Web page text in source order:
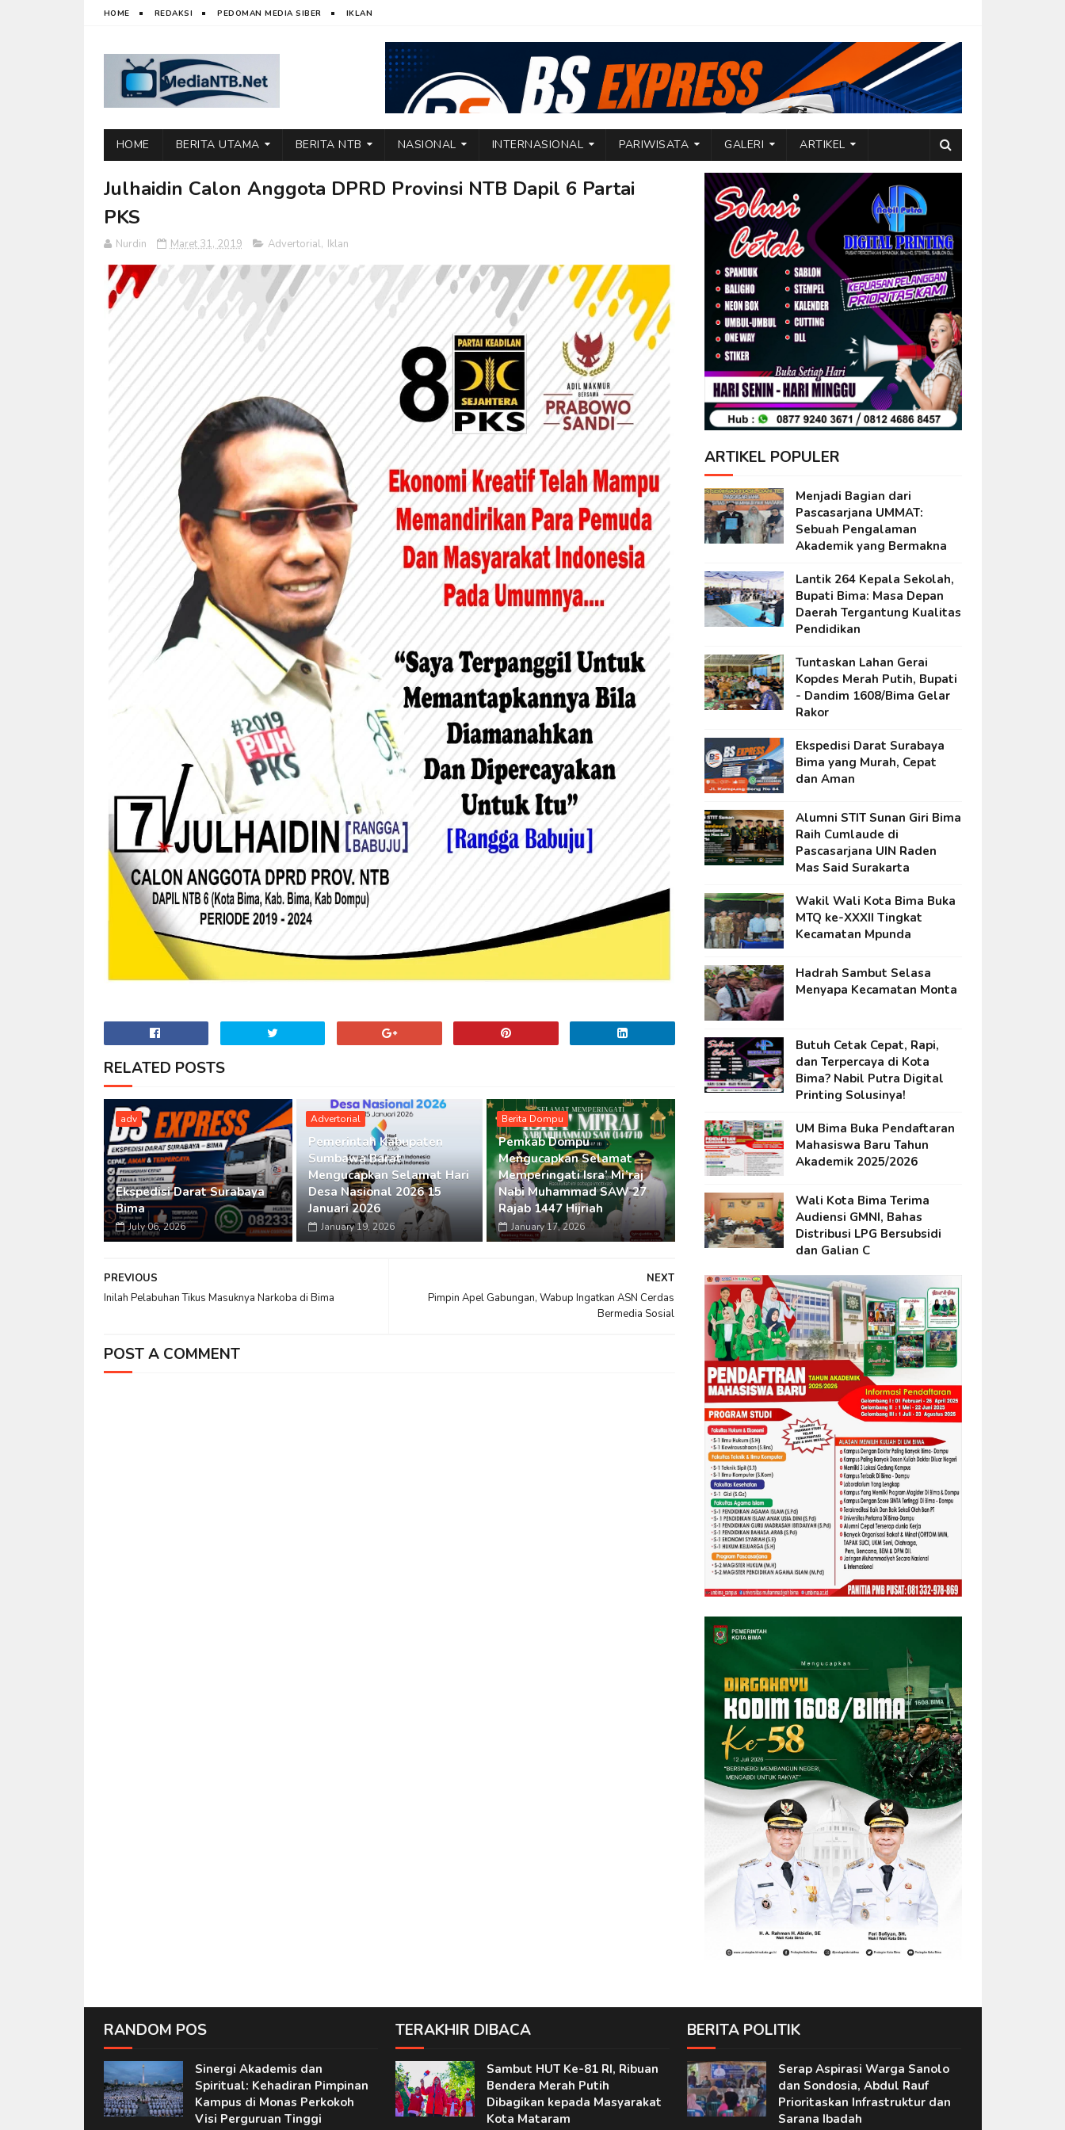
HOME REDAKSI PEDOMAN MEDIA SIBER IKLAN
HOME BERITA UTAMA BERITA NTB NASIONAL INTERNASIONAL PARIWISATA GALERI ARTIKEL
Julhaidin Calon Anggota DPRD Provinsi NTB Dapil 6 Partai
PKS
Nurdin Maret 31, 2019 Advertorial, Iklan
RELATED POSTS
adv
Ekspedisi Darat Surabaya
Bima
July 06, 2026
Advertorial
Pemerintah Kabupaten
Sumbawa Barat
Mengucapkan Selamat Hari
Desa Nasional 2026 15
Januari 2026
January 19, 2026
Berita Dompu
Pemkab Dompu
Mengucapkan Selamat
Memperingati Isra’ Mi’raj
Nabi Muhammad SAW 27
Rajab 1447 Hijriah
January 17, 2026
NEXT
Pimpin Apel Gabungan, Wabup Ingatkan ASN Cerdas
Bermedia Sosial
PREVIOUS
Inilah Pelabuhan Tikus Masuknya Narkoba di Bima
POST A COMMENT
ARTIKEL POPULER
Menjadi Bagian dari
Pascasarjana UMMAT:
Sebuah Pengalaman
Akademik yang Bermakna
Lantik 264 Kepala Sekolah,
Bupati Bima: Masa Depan
Daerah Tergantung Kualitas
Pendidikan
Tuntaskan Lahan Gerai
Kopdes Merah Putih, Bupati
- Dandim 1608/Bima Gelar
Rakor
Ekspedisi Darat Surabaya
Bima yang Murah, Cepat
dan Aman
Alumni STIT Sunan Giri Bima
Raih Cumlaude di
Pascasarjana UIN Raden
Mas Said Surakarta
Wakil Wali Kota Bima Buka
MTQ ke-XXXII Tingkat
Kecamatan Mpunda
Hadrah Sambut Selasa
Menyapa Kecamatan Monta
Butuh Cetak Cepat, Rapi,
dan Terpercaya di Kota
Bima? Nabil Putra Digital
Printing Solusinya!
UM Bima Buka Pendaftaran
Mahasiswa Baru Tahun
Akademik 2025/2026
Wali Kota Bima Terima
Audiensi GMNI, Bahas
Distribusi LPG Bersubsidi
dan Galian C
RANDOM POS
Sinergi Akademis dan
Spiritual: Kehadiran Pimpinan
Kampus di Monas Perkokoh
Visi Perguruan Tinggi
TERAKHIR DIBACA
Sambut HUT Ke-81 RI, Ribuan
Bendera Merah Putih
Dibagikan kepada Masyarakat
Kota Mataram
BERITA POLITIK
Serap Aspirasi Warga Sanolo
dan Sondosia, Abdul Rauf
Prioritaskan Infrastruktur dan
Sarana Ibadah